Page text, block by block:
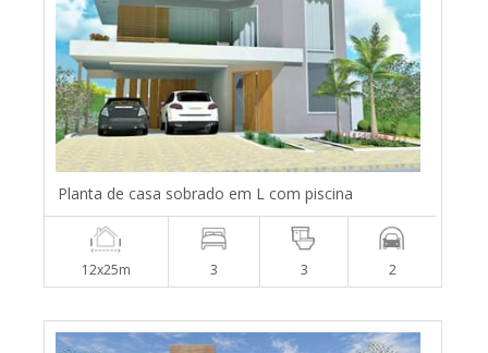
Planta de casa sobrado em L com piscina
12x25m 3 3 2